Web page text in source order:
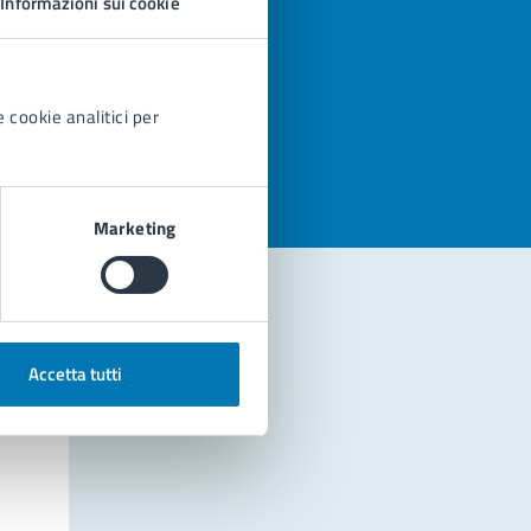
cookie analitici per
Marketing
Accetta tutti